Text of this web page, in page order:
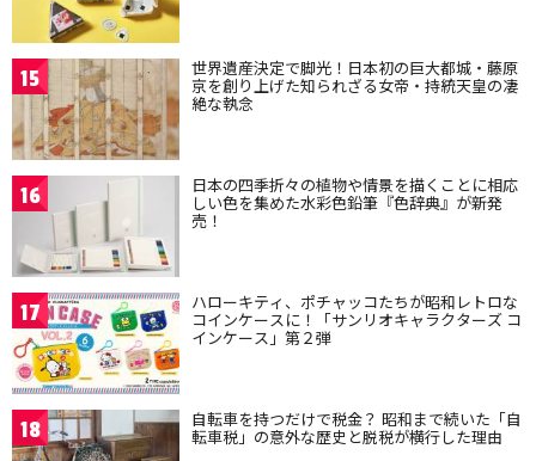
15 世界遺産決定で脚光！日本初の巨大都城・藤原
京を創り上げた知られざる女帝・持統天皇の凄
絶な執念
16 日本の四季折々の植物や情景を描くことに相応
しい色を集めた水彩色鉛筆『色辞典』が新発
売！
17 ハローキティ、ポチャッコたちが昭和レトロな
コインケースに！「サンリオキャラクターズ コ
インケース」第２弾
18 自転車を持つだけで税金？ 昭和まで続いた「自
転車税」の意外な歴史と脱税が横行した理由